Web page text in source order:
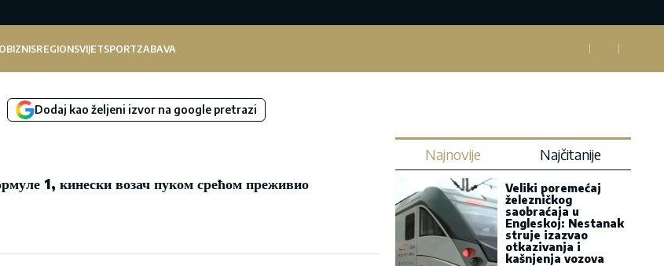
BIZNISREGIONSVIJETSPORTZABAVA
Dodaj kao željeni izvor na google pretrazi
1, кинески возач пуком срећом преживио
Najnovije Najčitanije
Veliki poremećaj
železničkog
saobraćaja u
Engleskoj: Nestanak
struje izazvao
otkazivanja i
kašnjenja vozova